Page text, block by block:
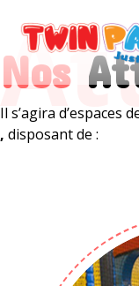
Nos
Il s’agira d’espaces
, disposant de :